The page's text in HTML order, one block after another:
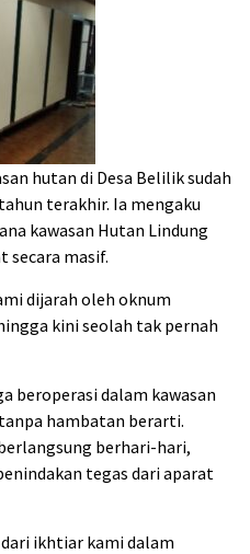
hutan di Desa Belilik sudah
terakhir. Ia mengaku
kawasan Hutan Lindung
secara masif.
dijarah oleh oknum
kini seolah tak pernah
beroperasi dalam kawasan
hambatan berarti.
berhari-hari,
tegas dari aparat
dari ikhtiar kami dalam